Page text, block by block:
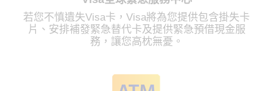
若您不慎遺失Visa卡，Visa將為您提供包含掛失卡
片、安排補發緊急替代卡及提供緊急預借現金服
務，讓您高枕無憂。